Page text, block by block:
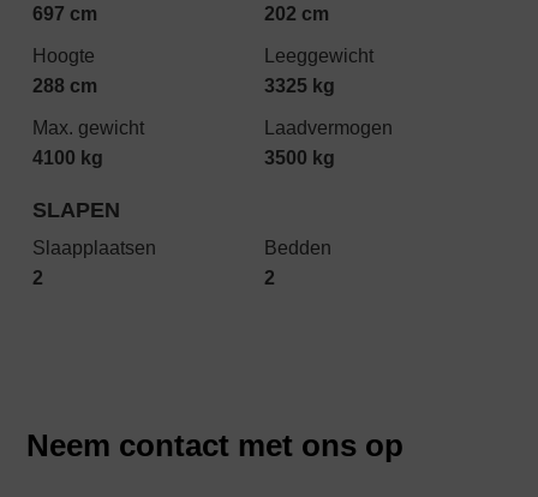
697 cm
202 cm
Hoogte
288 cm
Leeggewicht
3325 kg
Max. gewicht
4100 kg
Laadvermogen
3500 kg
SLAPEN
Slaapplaatsen
2
Bedden
2
Neem contact met ons op